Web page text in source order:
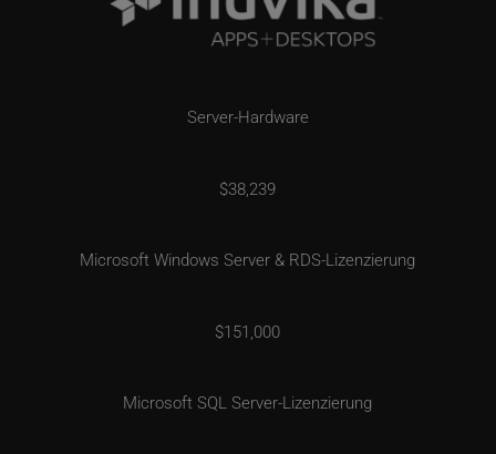
Server-Hardware
$38,239
Microsoft Windows Server & RDS-Lizenzierung
$151,000
Microsoft SQL Server-Lizenzierung